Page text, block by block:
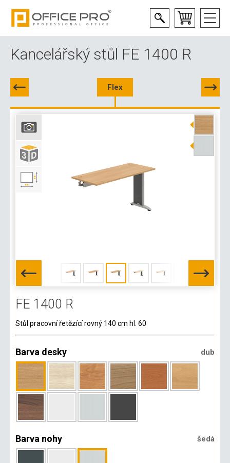
Kancelářský stůl FE 1400 R
Flex
FE 1400 R
Stůl pracovní řetězící rovný 140 cm hl. 60
Barva desky dub
Barva nohy šedá